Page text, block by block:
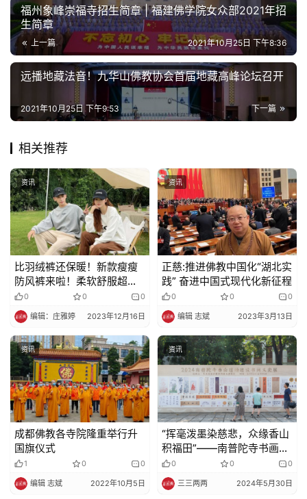
福州象峰崇福寺招生简章 | 福建佛学院女众部2021年招
生简章
上一篇 2021年10月25日 下午8:36
远播地藏法音！九华山佛教协会首届地藏高峰论坛召开
下一篇
2021年10月25日 下午9:53
相关推荐
资讯
比羽绒裤还保暖！新款瘦瘦
防风裤来啦！柔软舒服超温
暖，一条过冬！高品质福利
团，试穿价不到50抢！
0 0 0
编辑：庄雅婷 2023年12月16日
资讯
正慈:推进佛教中国化“湖北实
践” 奋进中国式现代化新征程
0 0 0
编辑 志斌 2023年3月13日
资讯
成都佛教各寺院隆重举行升
国旗仪式
1 0 0
编辑 志斌 2022年10月5日
资讯
“挥毫泼墨染慈悲，众缘香山
积福田”——南普陀寺书画义
卖展开幕
0 0 0
三三两两 2024年5月30日